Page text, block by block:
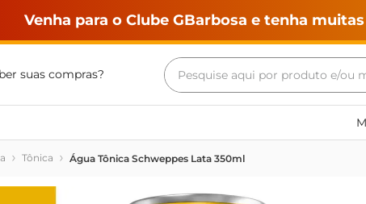
Venha para o Clube GBarbosa e tenha
suas compras?
Pesquise aqui por produto e/
Tônica Água Tônica Schweppes Lata 350ml
Termos mais buscados
maquina lavar
fogao